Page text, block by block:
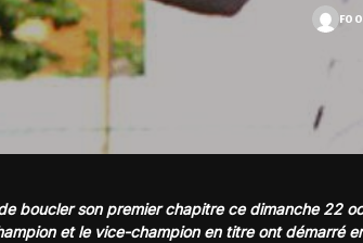
boucler son premier chapitre ce dimanche 22
et le vice-champion en titre ont démarré